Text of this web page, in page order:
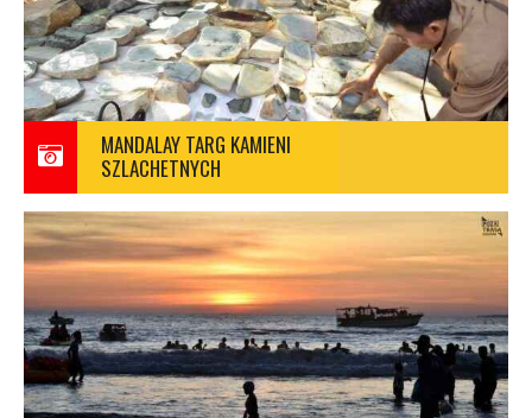
MANDALAY TARG KAMIENI
SZLACHETNYCH